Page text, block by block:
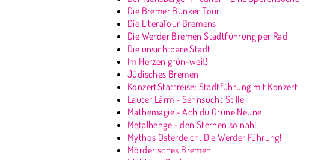
Die Bremer Bunker Tour
Die LiteraTour Bremens
Die Werder Bremen Stadtführung per Rad
Die unsichtbare Stadt
Im Herzen grün-weiß
Jüdisches Bremen
KonzertStattreise: Stadtführung mit Konzert
Lauter Lärm - Sehnsucht Stille
Mathemagie - Ach du Grüne Neune
Metalhenge - den Sternen so nah!
Mythos Osterdeich. Die Werder Führung!
Mörderisches Bremen